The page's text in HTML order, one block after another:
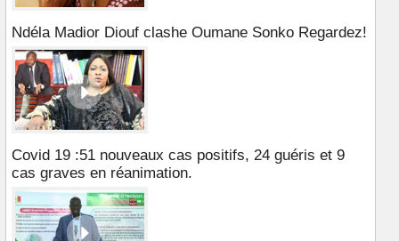
Ndéla Madior Diouf clashe Oumane Sonko Regardez!
Covid 19 :51 nouveaux cas positifs, 24 guéris et 9
cas graves en réanimation.